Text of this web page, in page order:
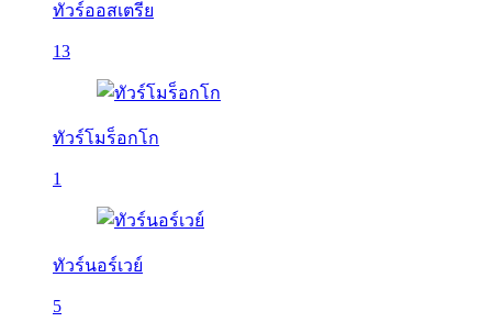
ทัวร์ออสเตรีย
13
ทัวร์โมร็อกโก
1
ทัวร์นอร์เวย์
5